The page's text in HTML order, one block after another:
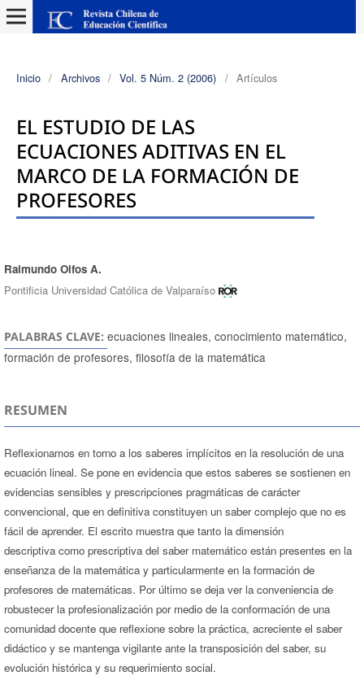
Inicio / Archivos / Vol. 5 Núm. 2 (2006) / Artículos
EL ESTUDIO DE LAS
ECUACIONES ADITIVAS EN EL
MARCO DE LA FORMACIÓN DE
PROFESORES
Autores/as
Raimundo Olfos A.
Pontificia Universidad Católica de Valparaíso
PALABRAS CLAVE: ecuaciones lineales, conocimiento matemático,
formación de profesores, filosofía de la matemática
RESUMEN
Reflexionamos en torno a los saberes implícitos en la resolución de una
ecuación lineal. Se pone en evidencia que estos saberes se sostienen en
evidencias sensibles y prescripciones pragmáticas de carácter
convencional, que en definitiva constituyen un saber complejo que no es
fácil de aprender. El escrito muestra que tanto la dimensión
descriptiva como prescriptiva del saber matemático están presentes en la
enseñanza de la matemática y particularmente en la formación de
profesores de matemáticas. Por último se deja ver la conveniencia de
robustecer la profesionalización por medio de la conformación de una
comunidad docente que reflexione sobre la práctica, acreciente el saber
didáctico y se mantenga vigilante ante la transposición del saber, su
evolución histórica y su requerimiento social.